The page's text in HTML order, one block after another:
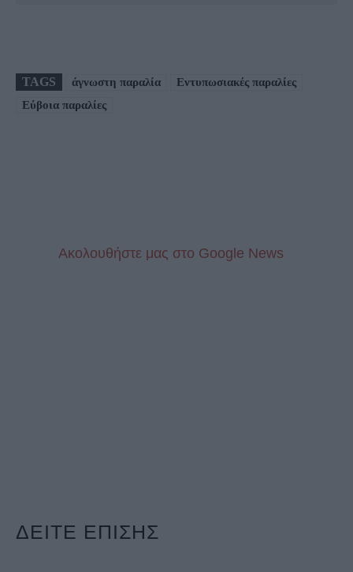
TAGS άγνωστη παραλία
Εντυπωσιακές παραλίες
Εύβοια παραλίες
Aκολουθήστε μας στo Google News
ΔΕΙΤΕ ΕΠΙΣΗΣ